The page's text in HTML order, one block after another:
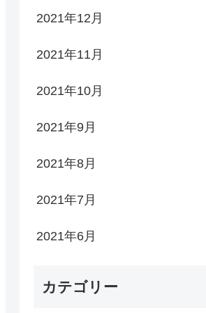
2021年12月
2021年11月
2021年10月
2021年9月
2021年8月
2021年7月
2021年6月
カテゴリー